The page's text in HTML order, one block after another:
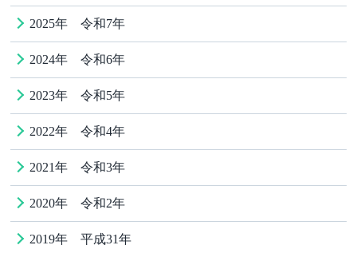
2025年 令和7年
2024年 令和6年
2023年 令和5年
2022年 令和4年
2021年 令和3年
2020年 令和2年
2019年 平成31年